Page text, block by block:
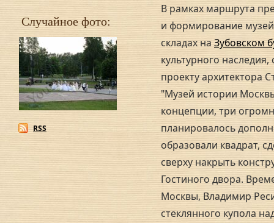
Случайное фото:
RSS
В рамках маршрута
и формирование
складах на Зубовском
культурного
проекту архитектора
"Музей истории
концепции, три
планировалось
образовали квадрат,
сверху накрыть
Гостиного двора.
Москвы, Владимир
стеклянного купола